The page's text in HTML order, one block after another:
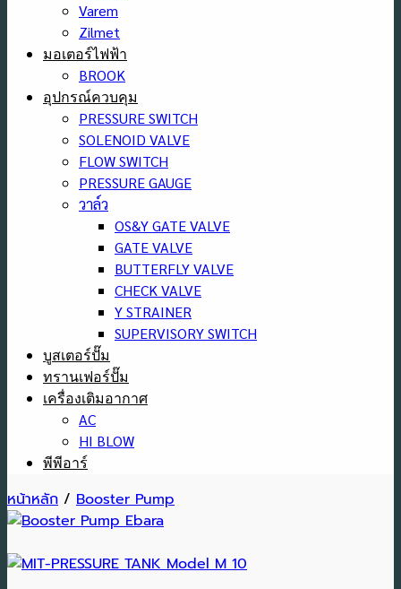
Varem
Zilmet
มอเตอร์ไฟฟ้า
BROOK
อุปกรณ์ควบคุม
PRESSURE SWITCH
SOLENOID VALVE
FLOW SWITCH
PRESSURE GAUGE
วาล์ว
OS&Y GATE VALVE
GATE VALVE
BUTTERFLY VALVE
CHECK VALVE
Y STRAINER
SUPERVISORY SWITCH
บูสเตอร์ปั๊ม
ทรานเฟอร์ปั๊ม
เครื่องเติมอากาศ
AC
HI BLOW
พีพีอาร์
หน้าหลัก / Booster Pump